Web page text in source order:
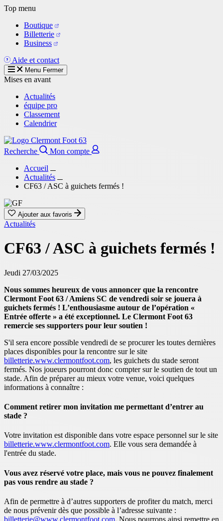
Aller
contenu
principal
Top menu
Boutique
Billetterie
Business
Aide et contact
Menu Fermer
Mises en avant
Actualités
équipe pro
Classement
Calendrier
Recherche
Mon compte
Accueil
Actualités
CF63 / ASC à guichets fermés !
Ajouter aux favoris
Actualités
CF63 / ASC à guichets fermés !
Jeudi 27/03/2025
Nous sommes heureux de vous annoncer que la rencontre
Clermont Foot 63 / Amiens SC de vendredi soir se jouera à
guichets fermés ! L’enthousiasme autour de l’opération «
Entrée offerte » a été exceptionnel. Le Clermont Foot 63
remercie ses supporters pour leur soutien !
S'il sera encore possible vendredi de se procurer les toutes dernières
places disponibles pour la rencontre sur le site
billetterie.www.clermontfoot.com, les guichets du stade seront
fermés. Nos joueurs pourront donc compter sur le soutien de tout un
stade. Afin de préparer au mieux votre venue, voici quelques
informations à connaître :
Comment retirer mon invitation me permettant d’entrer au
stade ?
Votre invitation est disponible dans votre espace personnel sur le site
billetterie.www.clermontfoot.com. Elle vous sera demandée à
l'entrée du stade.
Vous avez réservé votre place, mais vous ne pouvez finalement
pas vous rendre au stade ?
Afin de permettre à d’autres supporters de profiter du match, merci
de nous prévenir dès que possible à l’adresse suivante :
billetterie@www.clermontfoot.com. Nous pourrons ainsi remettre en